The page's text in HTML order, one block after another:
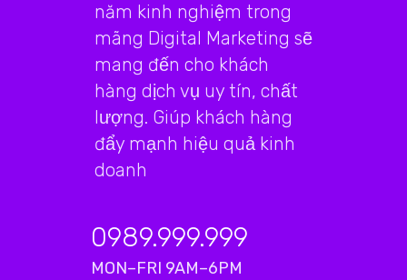
năm kinh nghiệm trong
mãng Digital Marketing sẽ
mang đến cho khách
hàng dịch vụ uy tín, chất
lượng. Giúp khách hàng
đẩy mạnh hiệu quả kinh
doanh
0989.999.999
MON–FRI 9AM–6PM